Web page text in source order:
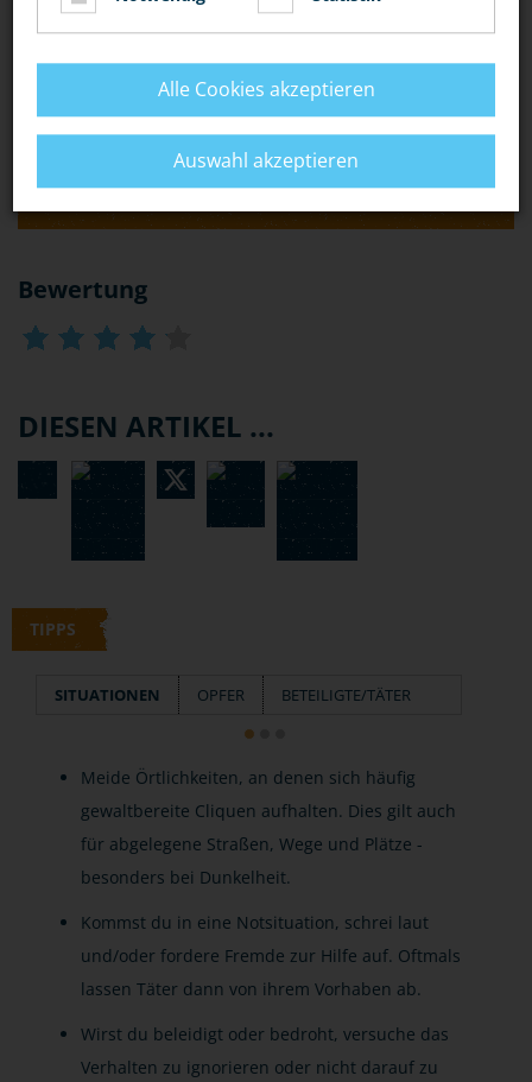
GEBEN?"
„IST ES NÖTIGUNG, WENN EIN LEHRER SEINE
SCHÜLER ZUR ERLEDIGUNG VON HAUSAUFGABEN
NACHDRÜCKLICH AUFFORDERT?“
Bewertung
DIESEN ARTIKEL ...
TIPPS
SITUATIONEN OPFER BETEILIGTE/TÄTER
Meide Örtlichkeiten, an denen sich häufig
gewaltbereite Cliquen aufhalten. Dies gilt auch
für abgelegene Straßen, Wege und Plätze -
besonders bei Dunkelheit.
Kommst du in eine Notsituation, schrei laut
und/oder fordere Fremde zur Hilfe auf. Oftmals
lassen Täter dann von ihrem Vorhaben ab.
Wirst du beleidigt oder bedroht, versuche das
Verhalten zu ignorieren oder nicht darauf zu
Alle Cookies akzeptieren
Auswahl akzeptieren